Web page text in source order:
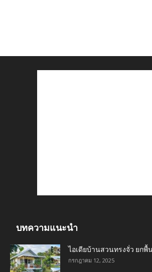
บทความแนะนำ
ไอเดียบ้านสวนทรงจั่ว ยกพื้
กรกฎาคม 12, 2025